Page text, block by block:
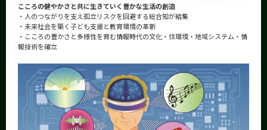
こころの健やかさと共に生きていく豊かな生活の創造
・人のつながりを支え孤立リスクを回避する総合知が結集
・未来社会を築く子ども支援と教育環境の革新
・こころの豊かさと多様性を育む情報時代の文化・住環境・地域システム・情
報技術を確立